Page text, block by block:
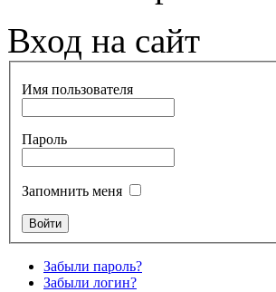
Вход на сайт
Имя пользователя
Пароль
Запомнить меня
Забыли пароль?
Забыли логин?